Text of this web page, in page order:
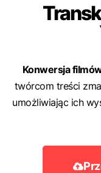
Konwersja
twórcom treści
umożliwiając ich